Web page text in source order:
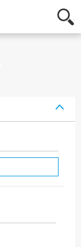
Hochschule
Osnabrück
-